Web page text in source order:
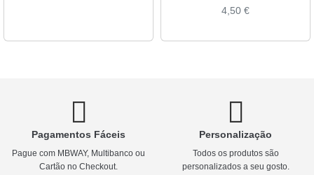
4,50 €
Pagamentos Fáceis
Pague com MBWAY, Multibanco ou
Cartão no Checkout.
Personalização
Todos os produtos são
personalizados a seu gosto.